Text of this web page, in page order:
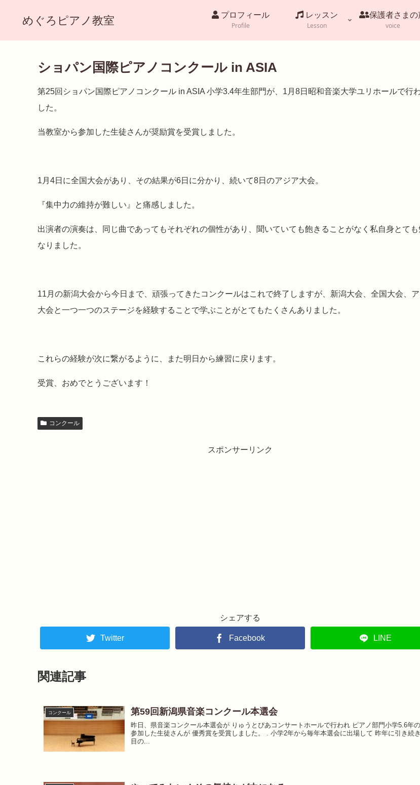
めぐろピアノ教室
プロフィール
Profile
レッスン
Lesson
保護者さまの
voice
ショパン国際ピアノコンクール in ASIA
第25回ショパン国際ピアノコンクール in ASIA⁡ 小学3.4年生部門が⁡、1月8日昭和音楽大学ユリホールで行
した。
⁡当教室から参加した生徒さんが奨励賞を受賞しました。⁡
1月4日に全国大会があり⁡、その結果が6日に分かり⁡、続いて8日のアジア大会。⁡
⁡『集中力の維持が難しい』と痛感しました。⁡
出演者の演奏は⁡、同じ曲であってもそれぞれの個性があり⁡、聞いていても飽きることがなく⁡私自身とても
なりました。⁡
11月の新潟大会から今日まで、頑張ってきた⁡コンクールは⁡これで終了しますが⁡、新潟大会、全国大会、
大会⁡と一つ一つのステージを経験することで⁡学ぶことがとてもたくさんありました。⁡
これらの経験が次に繋がるように⁡、また明日から練習に戻ります。⁡
受賞、おめでとうございます！⁡
コンクール
スポンサーリンク
シェアする
Twitter Facebook LINE
関連記事
コンクール 第59回新潟県音楽コンクール本選会
昨日、県音楽コンクール本選会が りゅうとぴあコンサートホールで行われ ピアノ部門小学5.6年
参加した生徒さんが 優秀賞を受賞しました。 . 小学2年から毎年本選会に出場して 昨年に引き続
目の...